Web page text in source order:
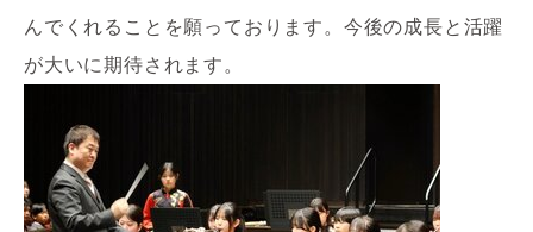
んでくれることを願っております。今後の成長と活躍
が大いに期待されます。